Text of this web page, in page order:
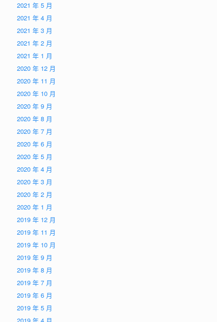
2021 年 5 月
2021 年 4 月
2021 年 3 月
2021 年 2 月
2021 年 1 月
2020 年 12 月
2020 年 11 月
2020 年 10 月
2020 年 9 月
2020 年 8 月
2020 年 7 月
2020 年 6 月
2020 年 5 月
2020 年 4 月
2020 年 3 月
2020 年 2 月
2020 年 1 月
2019 年 12 月
2019 年 11 月
2019 年 10 月
2019 年 9 月
2019 年 8 月
2019 年 7 月
2019 年 6 月
2019 年 5 月